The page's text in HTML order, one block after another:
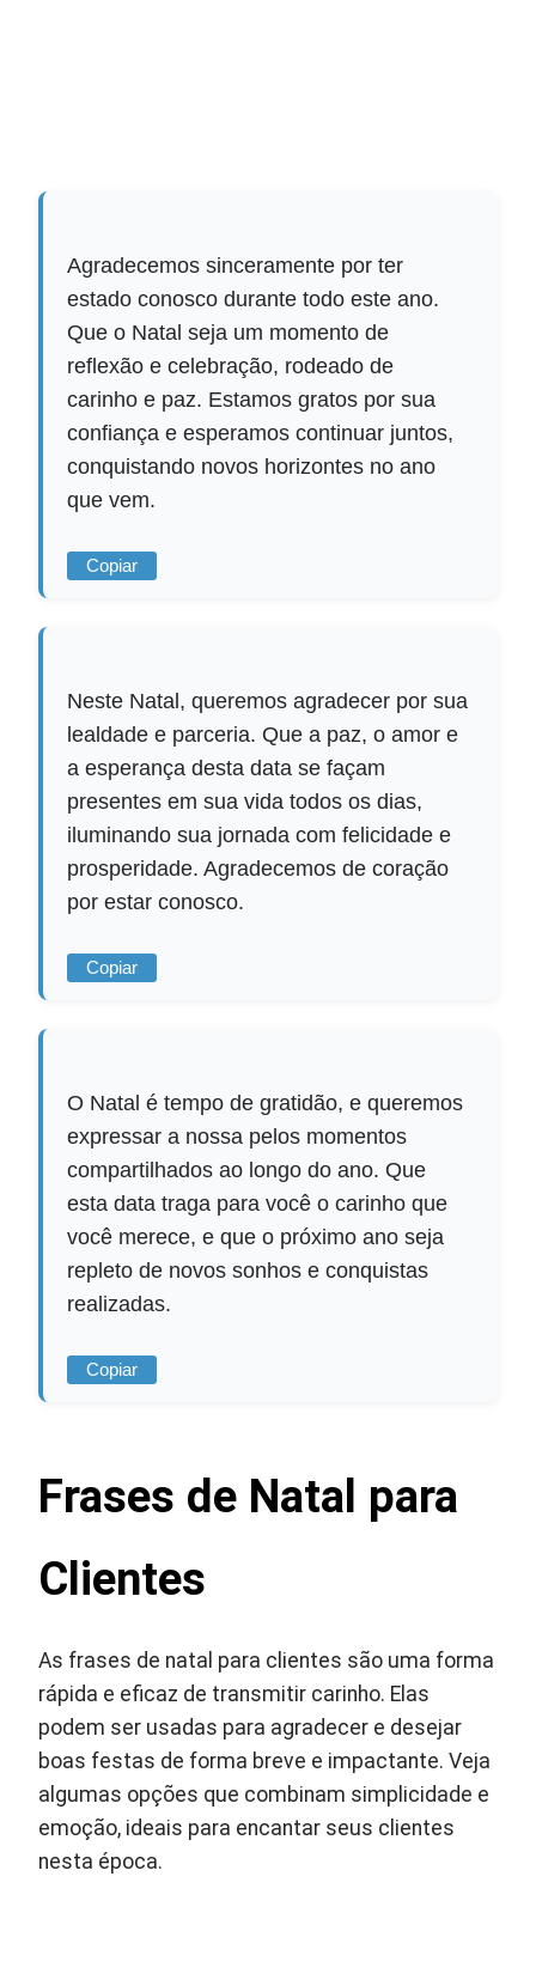
Agradecemos sinceramente por ter
estado conosco durante todo este ano.
Que o Natal seja um momento de
reflexão e celebração, rodeado de
carinho e paz. Estamos gratos por sua
confiança e esperamos continuar juntos,
conquistando novos horizontes no ano
que vem.
Copiar
Neste Natal, queremos agradecer por sua
lealdade e parceria. Que a paz, o amor e
a esperança desta data se façam
presentes em sua vida todos os dias,
iluminando sua jornada com felicidade e
prosperidade. Agradecemos de coração
por estar conosco.
Copiar
O Natal é tempo de gratidão, e queremos
expressar a nossa pelos momentos
compartilhados ao longo do ano. Que
esta data traga para você o carinho que
você merece, e que o próximo ano seja
repleto de novos sonhos e conquistas
realizadas.
Copiar
Frases de Natal para
Clientes
As frases de natal para clientes são uma forma
rápida e eficaz de transmitir carinho. Elas
podem ser usadas para agradecer e desejar
boas festas de forma breve e impactante. Veja
algumas opções que combinam simplicidade e
emoção, ideais para encantar seus clientes
nesta época.